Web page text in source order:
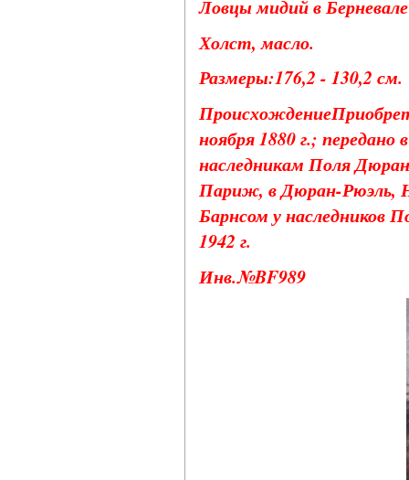
Ловцы мидий в
Холст, масло.
Размеры:176,2 - 130,2 см.
ноября 1880 г.;
наследникам Поля
Париж, в Дюран-Рюэль,
Барнсом у наследников
1942 г.
Инв.№BF989